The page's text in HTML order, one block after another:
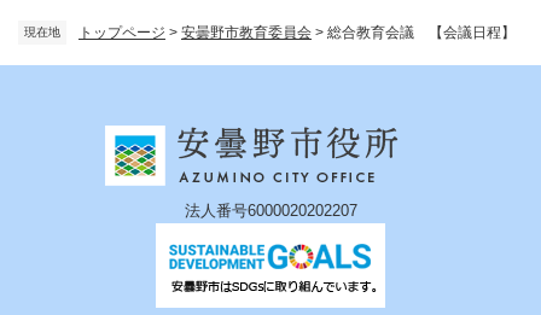
現在地 トップページ > 安曇野市教育委員会 > 総合教育会議 【会議日程】
法人番号6000020202207